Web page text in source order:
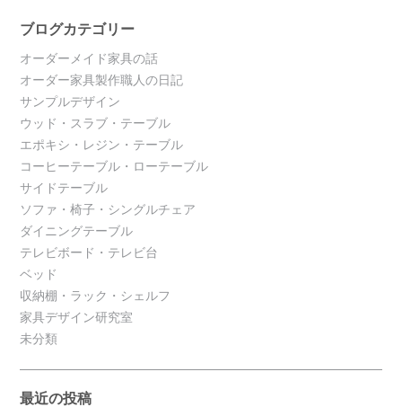
ブログカテゴリー
オーダーメイド家具の話
オーダー家具製作職人の日記
サンプルデザイン
ウッド・スラブ・テーブル
エポキシ・レジン・テーブル
コーヒーテーブル・ローテーブル
サイドテーブル
ソファ・椅子・シングルチェア
ダイニングテーブル
テレビボード・テレビ台
ベッド
収納棚・ラック・シェルフ
家具デザイン研究室
未分類
最近の投稿